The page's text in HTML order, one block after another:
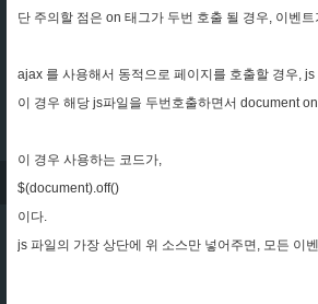
단 주의할 점은 on 태그가 두번 호출 될 경우, 이벤
ajax 를 사용해서 동적으로 페이지를 호출할 경우,
이 경우 해당 js파일을 두번호출하면서 document
이 경우 사용하는 코드가,
$(document).off()
이다.
js 파일의 가장 상단에 위 소스만 넣어주면, 모든 이